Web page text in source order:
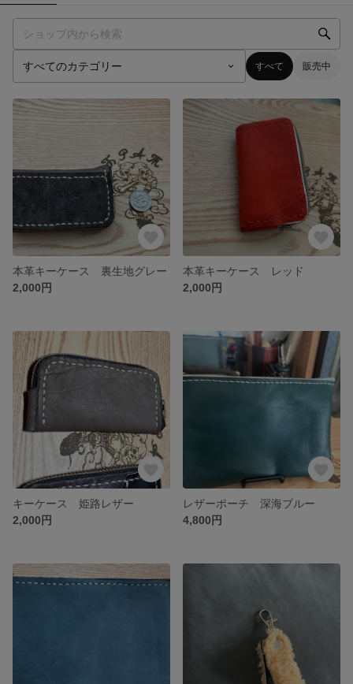
すべて 販売中
本革キーケース 裏生地グレー
2,000円
本革キーケース レッド
2,000円
キーケース 姫路レザー
2,000円
レザーポーチ 深海ブルー
4,800円